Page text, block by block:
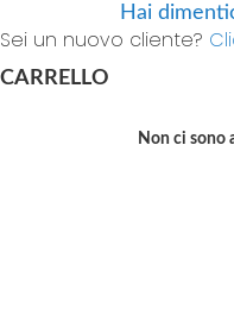
Hai
Sei un nuovo cliente?
CARRELLO
Non ci sono